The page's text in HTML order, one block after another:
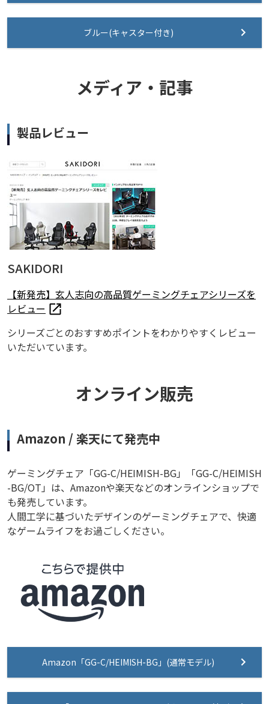
ブルー(キャスター付き)
メディア・記事
製品レビュー
SAKIDORI
【新発売】玄人志向の高品質ゲーミングチェアシリーズを
レビュー
シリーズごとのおすすめポイントをわかりやすくレビュー
いただいています。
オンライン販売
Amazon / 楽天にて発売中
ゲーミングチェア「GG-C/HEIMISH-BG」「GG-C/HEIMISH
-BG/OT」は、Amazonや楽天などのオンラインショップで
も発売しています。
人間工学に基づいたデザインのゲーミングチェアで、快適
なゲームライフをお過ごしください。
Amazon「GG-C/HEIMISH-BG」(通常モデル)